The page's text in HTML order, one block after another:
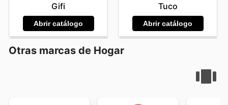
Gifi
Abrir catálogo
Tuco
Abrir catálogo
Otras marcas de Hogar